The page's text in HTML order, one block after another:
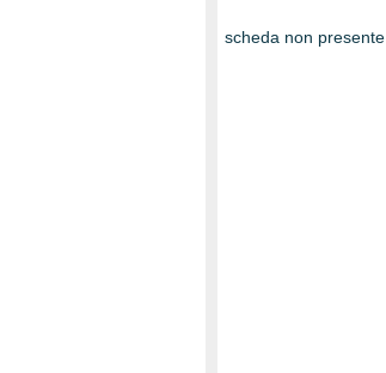
scheda non presente